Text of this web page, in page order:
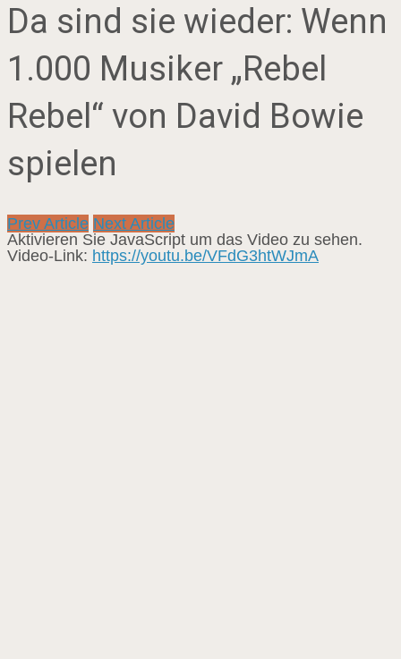
Da sind sie wieder: Wenn
1.000 Musiker „Rebel
Rebel“ von David Bowie
spielen
Prev Article Next Article
Aktivieren Sie JavaScript um das Video zu sehen.
Video-Link: https://youtu.be/VFdG3htWJmA